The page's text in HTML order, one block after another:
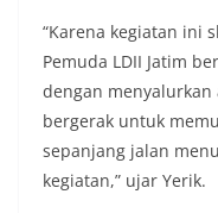
“Karena kegiatan ini
Pemuda LDII Jatim
dengan
bergerak untuk
sepanjang jalan
kegiatan,” ujar Yerik.